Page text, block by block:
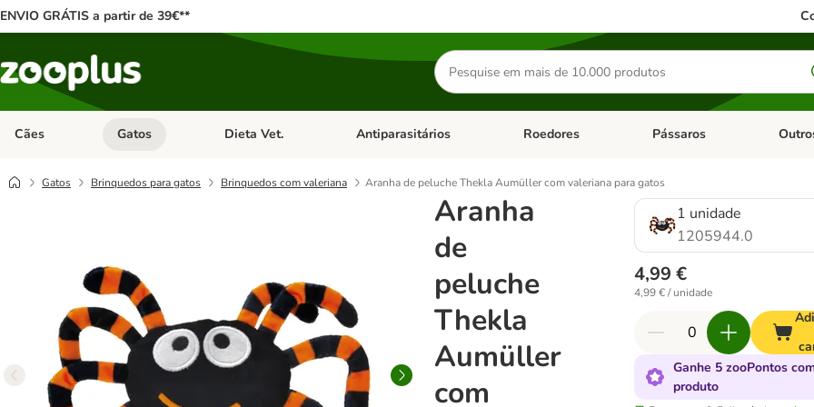
ENVIO GRÁTIS a partir de 39€**
Pesquisar
produtos
Cães Abrir menu de categoria: Cães
Gatos Abrir menu de categoria: Gatos
Dieta Vet. Abrir menu de categoria: Dieta Vet.
Antiparasitários Abrir menu de categoria: Antiparasitários
Roedores Abrir menu de categoria:
Pássaros Abrir
Gatos Brinquedos para gatos Brinquedos com valeriana Aranha de peluche Thekla Aumüller com valeriana para gatos
Aranha
de
peluche
Thekla
Aumüller
com
1 unidade
1205944.0
4,99 €
4,99 € / unidade
Ganhe 5 zooPontos
produto